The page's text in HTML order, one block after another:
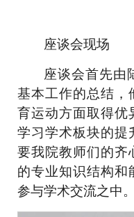
座谈会现场
座谈会首先由
基本工作的总结，
育运动方面取得优
学习学术板块的提
要我院教师们的齐
的专业知识结构和
参与学术交流之中。